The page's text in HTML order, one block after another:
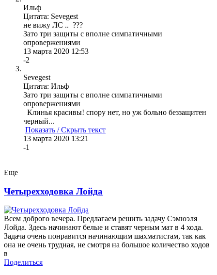
Ильф
Цитата: Sevegest
не вижу ЛС .. ???
Зато три защиты с вполне симпатичными
опровержениями
13 марта 2020 12:53
-2
Sevegest
Цитата: Ильф
Зато три защиты с вполне симпатичными
опровержениями
Клинья красивы! спору нет, но уж больно беззащитен
черный...
Показать / Скрыть текст
13 марта 2020 13:21
-1
Еще
Четырехходовка Лойда
Всем доброго вечера. Предлагаем решить задачу Сэмюэля
Лойда. Здесь начинают белые и ставят черным мат в 4 хода.
Задача очень понравится начинающим шахматистам, так как
она не очень трудная, не смотря на большое количество ходов
в
Поделиться